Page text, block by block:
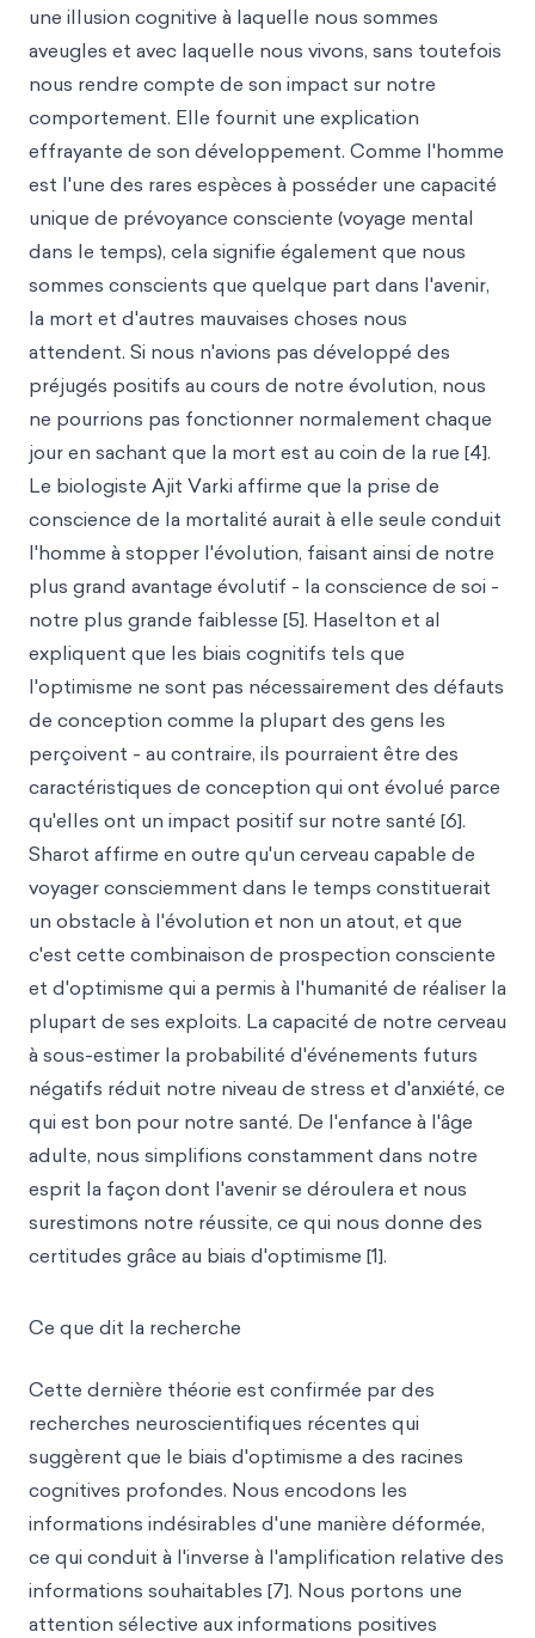
une illusion cognitive à laquelle nous sommes
aveugles et avec laquelle nous vivons, sans toutefois
nous rendre compte de son impact sur notre
comportement. Elle fournit une explication
effrayante de son développement. Comme l'homme
est l'une des rares espèces à posséder une capacité
unique de prévoyance consciente (voyage mental
dans le temps), cela signifie également que nous
sommes conscients que quelque part dans l'avenir,
la mort et d'autres mauvaises choses nous
attendent. Si nous n'avions pas développé des
préjugés positifs au cours de notre évolution, nous
ne pourrions pas fonctionner normalement chaque
jour en sachant que la mort est au coin de la rue [4].
Le biologiste Ajit Varki affirme que la prise de
conscience de la mortalité aurait à elle seule conduit
l'homme à stopper l'évolution, faisant ainsi de notre
plus grand avantage évolutif - la conscience de soi -
notre plus grande faiblesse [5]. Haselton et al
expliquent que les biais cognitifs tels que
l'optimisme ne sont pas nécessairement des défauts
de conception comme la plupart des gens les
perçoivent - au contraire, ils pourraient être des
caractéristiques de conception qui ont évolué parce
qu'elles ont un impact positif sur notre santé [6].
Sharot affirme en outre qu'un cerveau capable de
voyager consciemment dans le temps constituerait
un obstacle à l'évolution et non un atout, et que
c'est cette combinaison de prospection consciente
et d'optimisme qui a permis à l'humanité de réaliser la
plupart de ses exploits. La capacité de notre cerveau
à sous-estimer la probabilité d'événements futurs
négatifs réduit notre niveau de stress et d'anxiété, ce
qui est bon pour notre santé. De l'enfance à l'âge
adulte, nous simplifions constamment dans notre
esprit la façon dont l'avenir se déroulera et nous
surestimons notre réussite, ce qui nous donne des
certitudes grâce au biais d'optimisme [1].
Ce que dit la recherche
Cette dernière théorie est confirmée par des
recherches neuroscientifiques récentes qui
suggèrent que le biais d'optimisme a des racines
cognitives profondes. Nous encodons les
informations indésirables d'une manière déformée,
ce qui conduit à l'inverse à l'amplification relative des
informations souhaitables [7]. Nous portons une
attention sélective aux informations positives